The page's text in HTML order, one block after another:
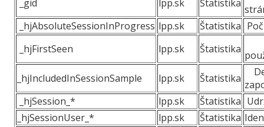
_gid lpp.sk Štatistika
_hjAbsoluteSessionInProgress lpp.sk Štatistika
_hjFirstSeen
lpp.sk Štatistika
_hjIncludedInSessionSample
lpp.sk Štatistika
_hjSession_*
lpp.sk Štatistika
_hjSessionUser_*
lpp.sk Štatistika